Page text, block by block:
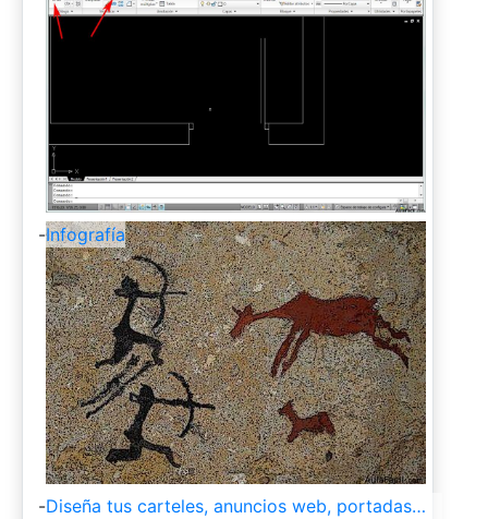
-Infografía
-Diseña tus carteles, anuncios web, portadas…